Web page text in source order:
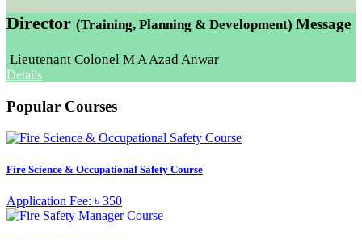
Director (Training, Planning & Development) Message
Lieutenant Colonel M A Azad Anwar
Details
Popular Courses
Fire Science & Occupational Safety Course
Application Fee: ৳ 350